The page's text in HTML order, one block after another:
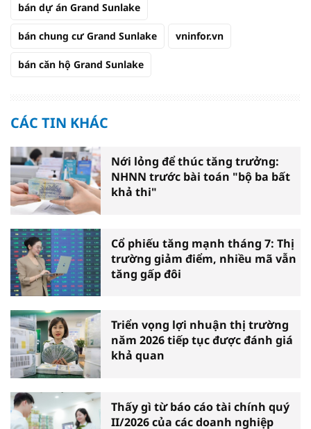
bán dự án Grand Sunlake
bán chung cư Grand Sunlake vninfor.vn
bán căn hộ Grand Sunlake
CÁC TIN KHÁC
Nới lỏng để thúc tăng trưởng:
NHNN trước bài toán "bộ ba bất
khả thi"
Cổ phiếu tăng mạnh tháng 7: Thị
trường giảm điểm, nhiều mã vẫn
tăng gấp đôi
Triển vọng lợi nhuận thị trường
năm 2026 tiếp tục được đánh giá
khả quan
Thấy gì từ báo cáo tài chính quý
II/2026 của các doanh nghiệp